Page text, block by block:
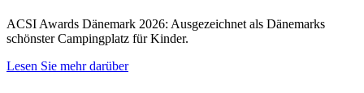
ACSI Awards Dänemark 2026: Ausgezeichnet als Dänemarks
schönster Campingplatz für Kinder.
Lesen Sie mehr darüber